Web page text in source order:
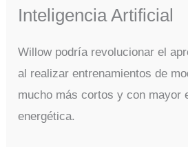
Inteligencia Artificial
Willow podría revolucionar el
al realizar entrenamientos de
mucho más cortos y con mayor
energética.